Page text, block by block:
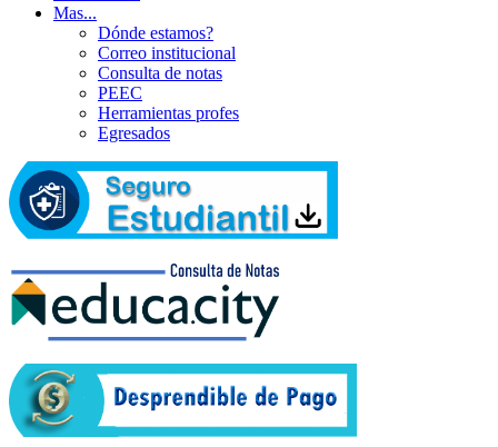
Mas...
Dónde estamos?
Correo institucional
Consulta de notas
PEEC
Herramientas profes
Egresados